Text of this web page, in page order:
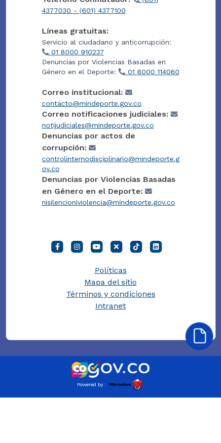
4377030 - (601) 4377100
Líneas gratuitas:
Servicio al ciudadano y anticorrupción:
01 8000 910237
Denuncias por Violencias Basadas en
Género en el Deporte:
01 8000 114060
Correo institucional:
contacto@mindeporte.gov.co
Correo notificaciones judiciales:
notijudiciales@mindeporte.gov.co
Denuncias por actos de
corrupción:
controlinternodisciplinario@mindeporte.g
ov.co
Denuncias por Violencias Basadas
en Género en el Deporte:
nisilencioniviolencia@mindeporte.gov.co
Políticas
Mapa del sitio
Términos y condiciones
Intranet
Powered by :